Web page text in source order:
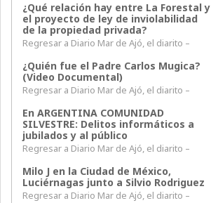
¿Qué relación hay entre La Forestal y
el proyecto de ley de inviolabilidad
de la propiedad privada?
Regresar a Diario Mar de Ajó, el diarito –
¿Quién fue el Padre Carlos Mugica?
(Video Documental)
Regresar a Diario Mar de Ajó, el diarito –
En ARGENTINA COMUNIDAD
SILVESTRE: Delitos informáticos a
jubilados y al público
Regresar a Diario Mar de Ajó, el diarito –
Milo J en la Ciudad de México,
Luciérnagas junto a Silvio Rodriguez
Regresar a Diario Mar de Ajó, el diarito –